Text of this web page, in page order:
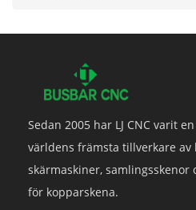
Sedan 2005 har LJ CNC varit
världens främsta tillverkare av
skärmaskiner, samlingsskenor
för kopparskena.